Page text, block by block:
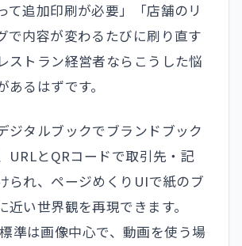
て追加印刷が必要」「店舗のリ
で内容が変わるたびに刷り直す
ストラン経営者ならこうした悩
るはずです。
ジタルブックでブランドブック
URLとQRコードで取引先・記
られ、ページめくりUIで紙のブ
近い世界観を再現できます。
準は画像中心で、動画を使う場